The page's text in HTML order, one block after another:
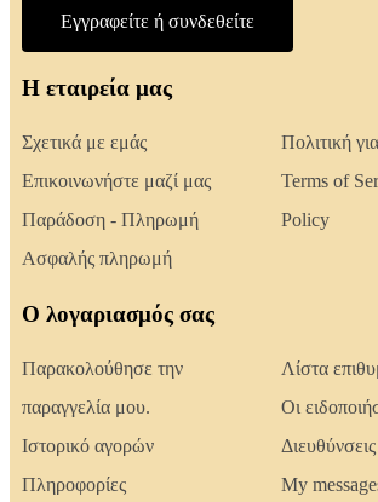
Εγγραφείτε ή συνδεθείτε
Η εταιρεία μας
Σχετικά με εμάς
Επικοινωνήστε μαζί μας
Παράδοση - Πληρωμή
Ασφαλής πληρωμή
Πολιτική
Terms of
Policy
Ο λογαριασμός σας
Παρακολούθησε την
παραγγελία μου.
Ιστορικό αγορών
Πληροφορίες
Λίστα
Οι
Διευθύνσεις
My